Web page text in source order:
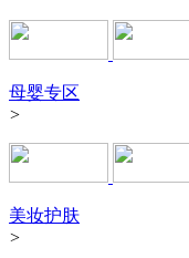
母婴专区
>
美妆护肤
>